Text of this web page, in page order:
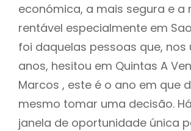
económica, a mais segura e a
rentável especialmente em
foi daquelas pessoas que, nos
anos, hesitou em Quintas A
Marcos , este é o ano em que
mesmo tomar uma decisão.
janela de oportunidade única